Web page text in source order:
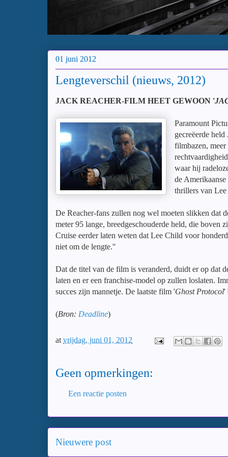
01 juni 2012
Lengteverschil (nieuws, 2012)
JACK REACHER-FILM HEET GEWOON '
Paramount
gecreëerde
filmbazen,
waar hij
de
thrillers van
De Reacher-fans zullen nog wel moeten slikken dat
meter 95 lange, breedgeschouderde held, die boven
Cruise eerder laten weten dat Lee Child voor
niet om de lengte.''
Dat de titel van de film is veranderd, duidt er op dat
laten en er een franchise-model op zullen loslaten.
succes zijn mannetje. De laatste film 'Ghost Protocol'
(Bron: Deadline)
at vrijdag, juni 01, 2012
Geen opmerkingen:
Een reactie posten
Nieuwere post